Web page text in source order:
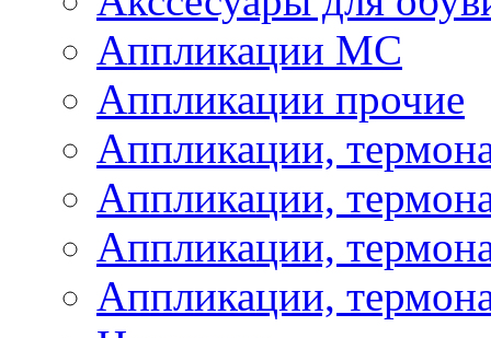
Аппликации МС
Аппликации прочие
Аппликации,
Аппликации,
Аппликации,
Аппликации,